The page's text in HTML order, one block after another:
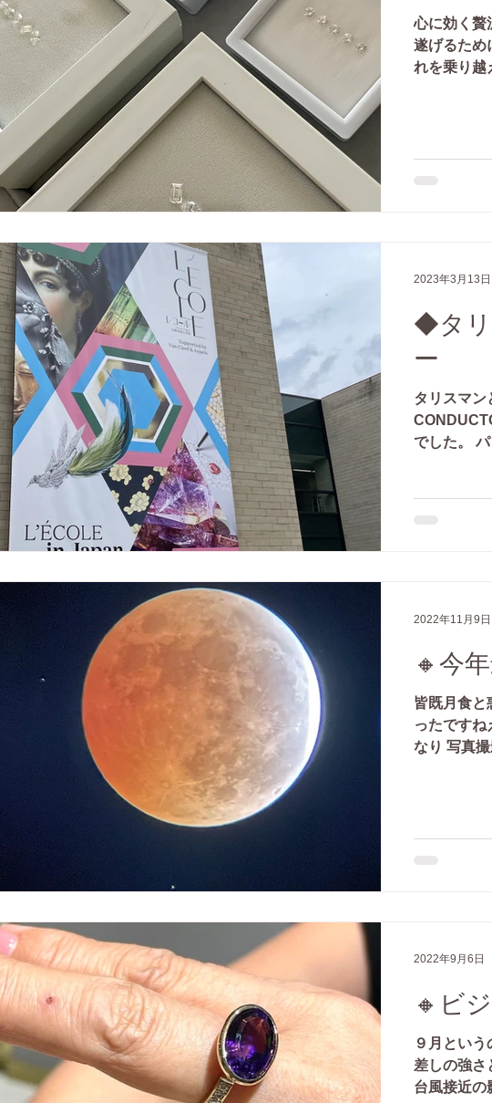
心に効く贅
遂げるため
れを乗り越
◆タリ
ー
タリスマン
でした。
2023年3月13日
🔸今
皆既月食と
ったですね
なり 写真
2022年11月9日
🔸ビ
９月とい
差しの強さ
台風接近の
2022年9月6日